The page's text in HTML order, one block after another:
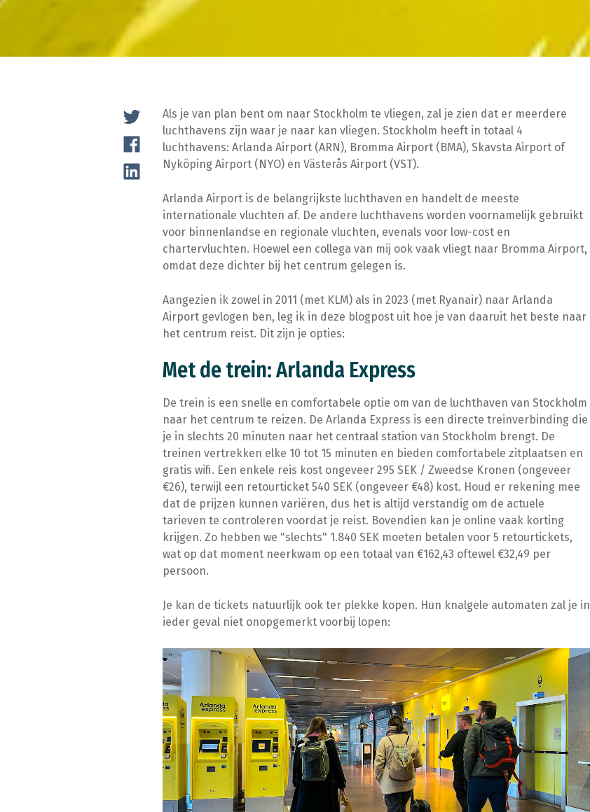
Als je van plan bent om naar Stockholm te vliegen, zal je zien dat er meerdere
luchthavens zijn waar je naar kan vliegen. Stockholm heeft in totaal 4
luchthavens: Arlanda Airport (ARN), Bromma Airport (BMA), Skavsta Airport of
Nyköping Airport (NYO) en Västerås Airport (VST).
Arlanda Airport is de belangrijkste luchthaven en handelt de meeste
internationale vluchten af. De andere luchthavens worden voornamelijk gebruikt
voor binnenlandse en regionale vluchten, evenals voor low-cost en
chartervluchten. Hoewel een collega van mij ook vaak vliegt naar Bromma Airport,
omdat deze dichter bij het centrum gelegen is.
Aangezien ik zowel in 2011 (met KLM) als in 2023 (met Ryanair) naar Arlanda
Airport gevlogen ben, leg ik in deze blogpost uit hoe je van daaruit het beste naar
het centrum reist. Dit zijn je opties:
Met de trein: Arlanda Express
De trein is een snelle en comfortabele optie om van de luchthaven van Stockholm
naar het centrum te reizen. De Arlanda Express is een directe treinverbinding die
je in slechts 20 minuten naar het centraal station van Stockholm brengt. De
treinen vertrekken elke 10 tot 15 minuten en bieden comfortabele zitplaatsen en
gratis wifi. Een enkele reis kost ongeveer 295 SEK / Zweedse Kronen (ongeveer
€26), terwijl een retourticket 540 SEK (ongeveer €48) kost. Houd er rekening mee
dat de prijzen kunnen variëren, dus het is altijd verstandig om de actuele
tarieven te controleren voordat je reist. Bovendien kan je online vaak korting
krijgen. Zo hebben we "slechts" 1.840 SEK moeten betalen voor 5 retourtickets,
wat op dat moment neerkwam op een totaal van €162,43 oftewel €32,49 per
persoon.
Je kan de tickets natuurlijk ook ter plekke kopen. Hun knalgele automaten zal je in
ieder geval niet onopgemerkt voorbij lopen: